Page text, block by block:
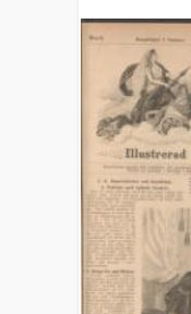
modetidning